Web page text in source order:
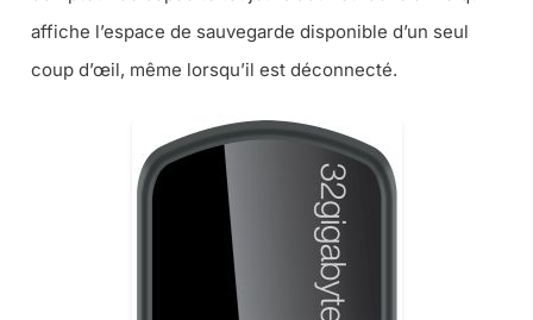
affiche l’espace de sauvegarde disponible d’un seul
coup d’œil, même lorsqu’il est déconnecté.